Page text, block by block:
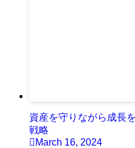
資産を守りながら成長
戦略
March 16, 2024